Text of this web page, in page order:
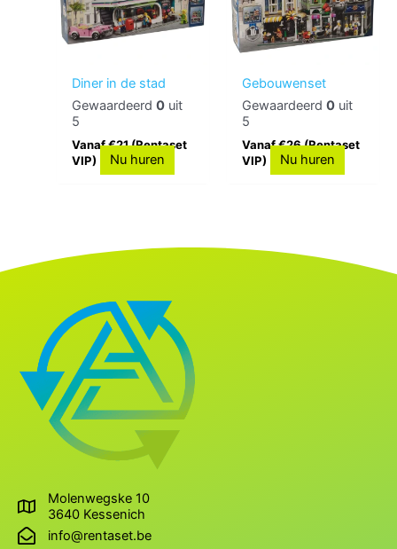
Diner in de stad
Gewaardeerd0 uit
5
Vanaf €21 (Rentaset
VIP)
Nu huren
Gebouwenset
Gewaardeerd0 uit
5
Vanaf €26 (Rentaset
VIP)
Nu huren
Molenwegske 10
3640 Kessenich
info@rentaset.be